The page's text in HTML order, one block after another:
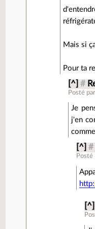
Mais si
Pour ta
[^] #
Posté
Je
j'en
[^] #
Posté
[^]